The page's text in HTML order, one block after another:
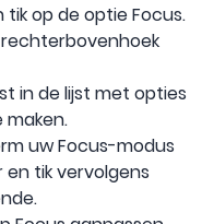
op de optie Focus.
rechterbovenhoek
in de lijst met opties
uw Focus-modus
en tik vervolgens